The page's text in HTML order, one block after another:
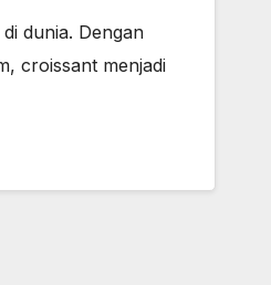
dunia. Dengan
croissant menjadi